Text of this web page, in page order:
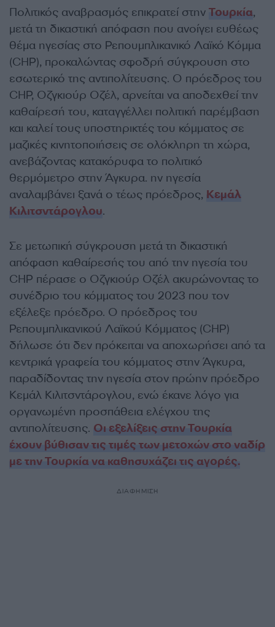
Πολιτικός αναβρασμός επικρατεί στην Τουρκία,
μετά τη δικαστική απόφαση που ανοίγει ευθέως
θέμα ηγεσίας στο Ρεπουμπλικανικό Λαϊκό Κόμμα
(CHP), προκαλώντας σφοδρή σύγκρουση στο
εσωτερικό της αντιπολίτευσης. Ο πρόεδρος του
CHP, Οζγκιούρ Οζέλ, αρνείται να αποδεχθεί την
καθαίρεσή του, καταγγέλλει πολιτική παρέμβαση
και καλεί τους υποστηρικτές του κόμματος σε
μαζικές κινητοποιήσεις σε ολόκληρη τη χώρα,
ανεβάζοντας κατακόρυφα το πολιτικό
θερμόμετρο στην Άγκυρα. ην ηγεσία
αναλαμβάνει ξανά ο τέως πρόεδρος, Κεμάλ
Κιλιτσντάρογλου.
Σε μετωπική σύγκρουση μετά τη δικαστική
απόφαση καθαίρεσής του από την ηγεσία του
CHP πέρασε ο Οζγκιούρ Οζέλ ακυρώνοντας το
συνέδριο του κόμματος του 2023 που τον
εξέλεξε πρόεδρο. Ο πρόεδρος του
Ρεπουμπλικανικού Λαϊκού Κόμματος (CHP)
δήλωσε ότι δεν πρόκειται να αποχωρήσει από τα
κεντρικά γραφεία του κόμματος στην Άγκυρα,
παραδίδοντας την ηγεσία στον πρώην πρόεδρο
Κεμάλ Κιλιτσντάρογλου, ενώ έκανε λόγο για
οργανωμένη προσπάθεια ελέγχου της
αντιπολίτευσης. Οι εξελίξεις στην Τουρκία
έχουν βύθισαν τις τιμές των μετοχών στο ναδίρ
με την Τουρκία να καθησυχάζει τις αγορές.
ΔΙΑΦΗΜΙΣΗ